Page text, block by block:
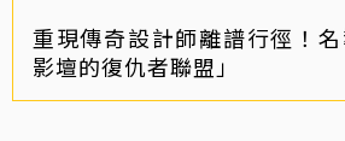
重現傳奇設計師離譜行徑！
影壇的復仇者聯盟」